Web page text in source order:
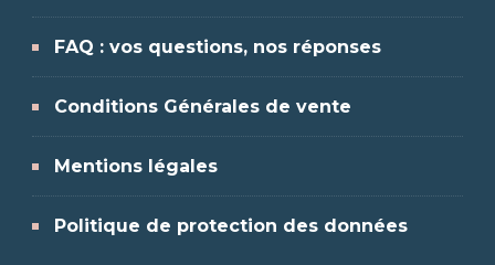
FAQ : vos questions, nos réponses
Conditions Générales de vente
Mentions légales
Politique de protection des données